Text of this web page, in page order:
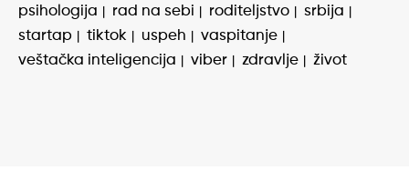
psihologija
rad na sebi roditeljstvo
srbija
startap
tiktok uspeh
vaspitanje
veštačka inteligencija
viber zdravlje život